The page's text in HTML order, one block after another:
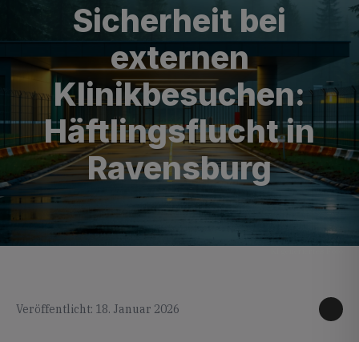
Sicherheit bei
externen
Klinikbesuchen:
Häftlingsflucht in
Ravensburg
Veröffentlicht: 18. Januar 2026